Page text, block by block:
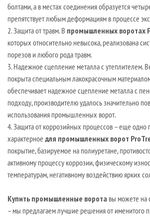
болтами, а в местах соединения образуется
препятствует любым деформациям в процессе
2. Защита от травм. В промышленных воротах
которых относительно невысока, реализована
порезов и любого рода травм.
3. Надежное сцепление металла с утеплителем.
покрыта специальным лакокрасочным
обеспечивает надежное сцепление металла с
подходу, производителю удалось значительно
использования промышленных ворот.
4. Защита от коррозийных процессов – еще одно
характерное для промышленных ворот
покрытие, базируемое на полиуретане,
активному процессу коррозии, физическому
температурам, негативному воздействию ярких
Купить промышленные ворота вы можете на
– мы предлагаем лучшие решения от именитого